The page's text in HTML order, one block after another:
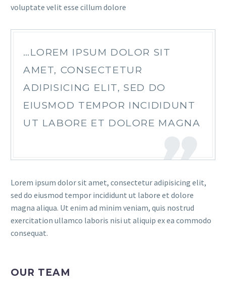
voluptate velit esse cillum dolore
…LOREM IPSUM DOLOR SIT
AMET, CONSECTETUR
ADIPISICING ELIT, SED DO
EIUSMOD TEMPOR INCIDIDUNT
UT LABORE ET DOLORE MAGNA
Lorem ipsum dolor sit amet, consectetur adipisicing elit,
sed do eiusmod tempor incididunt ut labore et dolore
magna aliqua. Ut enim ad minim veniam, quis nostrud
exercitation ullamco laboris nisi ut aliquip ex ea commodo
consequat.
OUR TEAM